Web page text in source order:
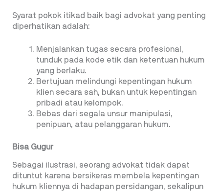
Syarat pokok itikad baik bagi advokat yang penting
diperhatikan adalah:
Menjalankan tugas secara profesional,
tunduk pada kode etik dan ketentuan hukum
yang berlaku.
Bertujuan melindungi kepentingan hukum
klien secara sah, bukan untuk kepentingan
pribadi atau kelompok.
Bebas dari segala unsur manipulasi,
penipuan, atau pelanggaran hukum.
Bisa Gugur
Sebagai ilustrasi, seorang advokat tidak dapat
dituntut karena bersikeras membela kepentingan
hukum kliennya di hadapan persidangan, sekalipun